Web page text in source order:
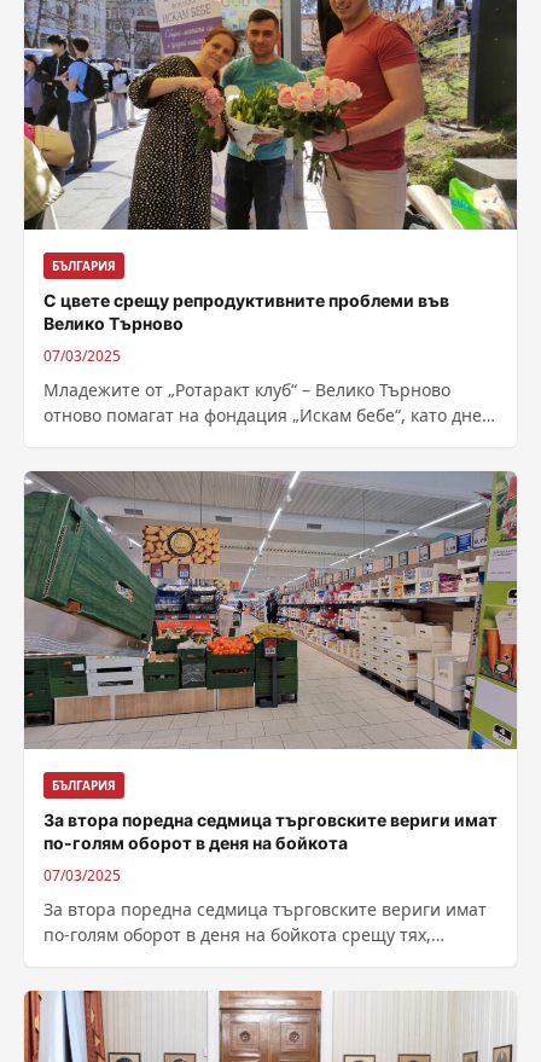
БЪЛГАРИЯ
С цвете срещу репродуктивните проблеми във
Велико Търново
07/03/2025
Младежите от „Ротаракт клуб“ – Велико Търново
отново помагат на фондация „Искам бебе“, като днес
БЪЛГАРИЯ
За втора поредна седмица търговските вериги имат
по-голям оборот в деня на бойкота
07/03/2025
За втора поредна седмица търговските вериги имат
по-голям оборот в деня на бойкота срещу тях,